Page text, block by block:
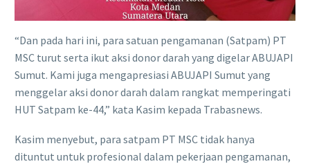
“Dan pada hari ini, para satuan pengamanan (Satpam) PT
MSC turut serta ikut aksi donor darah yang digelar ABUJAPI
Sumut. Kami juga mengapresiasi ABUJAPI Sumut yang
menggelar aksi donor darah dalam rangkat memperingati
HUT Satpam ke-44,” kata Kasim kepada Trabasnews.
Kasim menyebut, para satpam PT MSC tidak hanya
dituntut untuk profesional dalam pekerjaan pengamanan,